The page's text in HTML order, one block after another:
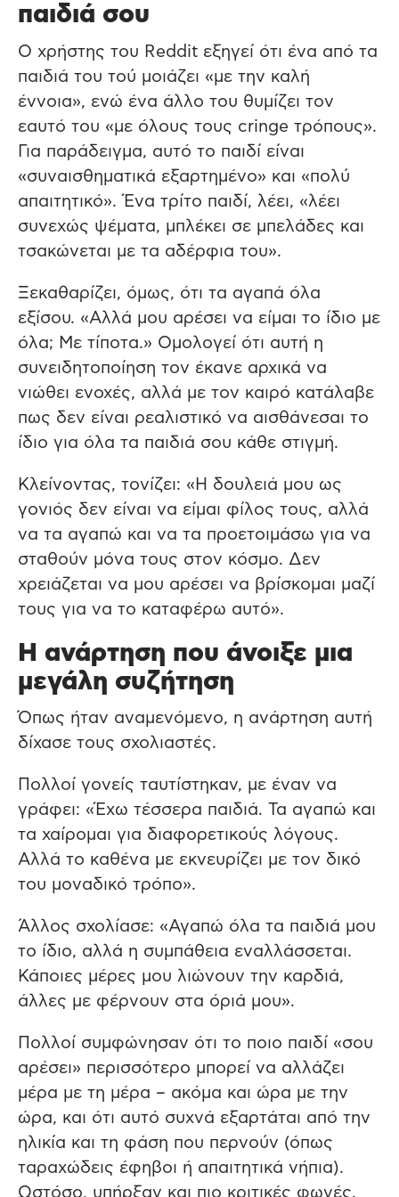
παιδιά σου
Ο χρήστης του Reddit εξηγεί ότι ένα από τα
παιδιά του τού μοιάζει «με την καλή
έννοια», ενώ ένα άλλο του θυμίζει τον
εαυτό του «με όλους τους cringe τρόπους».
Για παράδειγμα, αυτό το παιδί είναι
«συναισθηματικά εξαρτημένο» και «πολύ
απαιτητικό». Ένα τρίτο παιδί, λέει, «λέει
συνεχώς ψέματα, μπλέκει σε μπελάδες και
τσακώνεται με τα αδέρφια του».
Ξεκαθαρίζει, όμως, ότι τα αγαπά όλα
εξίσου. «Αλλά μου αρέσει να είμαι το ίδιο με
όλα; Με τίποτα.» Ομολογεί ότι αυτή η
συνειδητοποίηση τον έκανε αρχικά να
νιώθει ενοχές, αλλά με τον καιρό κατάλαβε
πως δεν είναι ρεαλιστικό να αισθάνεσαι το
ίδιο για όλα τα παιδιά σου κάθε στιγμή.
Κλείνοντας, τονίζει: «Η δουλειά μου ως
γονιός δεν είναι να είμαι φίλος τους, αλλά
να τα αγαπώ και να τα προετοιμάσω για να
σταθούν μόνα τους στον κόσμο. Δεν
χρειάζεται να μου αρέσει να βρίσκομαι μαζί
τους για να το καταφέρω αυτό».
Η ανάρτηση που άνοιξε μια
μεγάλη συζήτηση
Όπως ήταν αναμενόμενο, η ανάρτηση αυτή
δίχασε τους σχολιαστές.
Πολλοί γονείς ταυτίστηκαν, με έναν να
γράφει: «Έχω τέσσερα παιδιά. Τα αγαπώ και
τα χαίρομαι για διαφορετικούς λόγους.
Αλλά το καθένα με εκνευρίζει με τον δικό
του μοναδικό τρόπο».
Άλλος σχολίασε: «Αγαπώ όλα τα παιδιά μου
το ίδιο, αλλά η συμπάθεια εναλλάσσεται.
Κάποιες μέρες μου λιώνουν την καρδιά,
άλλες με φέρνουν στα όριά μου».
Πολλοί συμφώνησαν ότι το ποιο παιδί «σου
αρέσει» περισσότερο μπορεί να αλλάζει
μέρα με τη μέρα – ακόμα και ώρα με την
ώρα, και ότι αυτό συχνά εξαρτάται από την
ηλικία και τη φάση που περνούν (όπως
ταραχώδεις έφηβοι ή απαιτητικά νήπια).
Ωστόσο, υπήρξαν και πιο κριτικές φωνές.